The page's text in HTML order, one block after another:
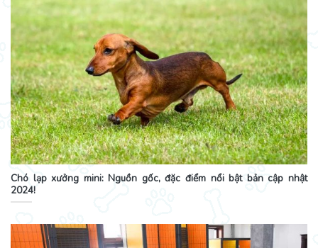
Chó lạp xưởng mini: Nguồn gốc, đặc điểm nổi bật bản cập nhật
2024!